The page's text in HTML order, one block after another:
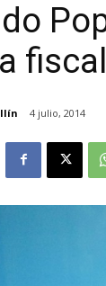
fiscal
4 julio, 2014